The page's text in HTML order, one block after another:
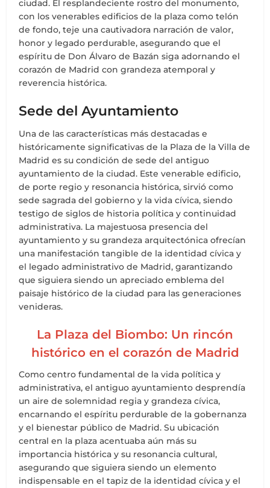
ciudad. El resplandeciente rostro del monumento,
con los venerables edificios de la plaza como telón
de fondo, teje una cautivadora narración de valor,
honor y legado perdurable, asegurando que el
espíritu de Don Álvaro de Bazán siga adornando el
corazón de Madrid con grandeza atemporal y
reverencia histórica.
Sede del Ayuntamiento
Una de las características más destacadas e
históricamente significativas de la Plaza de la Villa de
Madrid es su condición de sede del antiguo
ayuntamiento de la ciudad. Este venerable edificio,
de porte regio y resonancia histórica, sirvió como
sede sagrada del gobierno y la vida cívica, siendo
testigo de siglos de historia política y continuidad
administrativa. La majestuosa presencia del
ayuntamiento y su grandeza arquitectónica ofrecían
una manifestación tangible de la identidad cívica y
el legado administrativo de Madrid, garantizando
que siguiera siendo un apreciado emblema del
paisaje histórico de la ciudad para las generaciones
venideras.
La Plaza del Biombo: Un rincón
histórico en el corazón de Madrid
Como centro fundamental de la vida política y
administrativa, el antiguo ayuntamiento desprendía
un aire de solemnidad regia y grandeza cívica,
encarnando el espíritu perdurable de la gobernanza
y el bienestar público de Madrid. Su ubicación
central en la plaza acentuaba aún más su
importancia histórica y su resonancia cultural,
asegurando que siguiera siendo un elemento
indispensable en el tapiz de la identidad cívica y el